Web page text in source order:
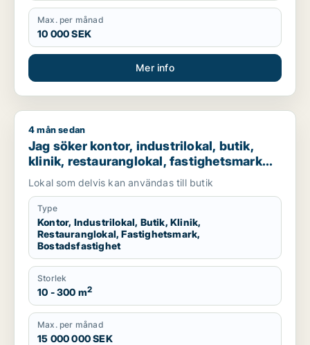
Max. per månad
10 000 SEK
Mer info
Jag söker kontor, industrilokal, butik, klinik,
4 mån sedan
Jag söker kontor, industrilokal, butik,
klinik, restauranglokal, fastighetsmark
eller bostadsfastighet till salu i Malmö
Lokal som delvis kan användas till butik
Type
Kontor, Industrilokal, Butik, Klinik,
Restauranglokal, Fastighetsmark,
Bostadsfastighet
Storlek
10 - 300 m2
Max. per månad
15 000 000 SEK